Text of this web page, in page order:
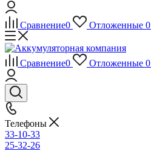
Сравнение0 Отложенные 0
Сравнение0 Отложенные 0
Телефоны
33-10-33
25-32-26